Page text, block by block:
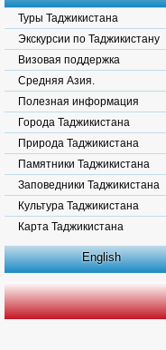
Туры Таджикистана
Экскурсии по Таджикистану
Визовая поддержка
Средняя Азия.
Полезная информация
Города Таджикистана
Природа Таджикистана
Памятники Таджикистана
Заповедники Таджикистана
Культура Таджикистана
Карта Таджикистана
English